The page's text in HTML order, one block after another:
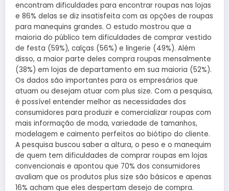
encontram dificuldades para encontrar roupas nas lojas
e 86% delas se diz insatisfeita com as opções de roupas
para manequins grandes. O estudo mostrou que a
maioria do público tem dificuldades de comprar vestido
de festa (59%), calças (56%) e lingerie (49%). Além
disso, a maior parte deles compra roupas mensalmente
(38%) em lojas de departamento em sua maioria (52%).
Os dados são importantes para os empresários que
atuam ou desejam atuar com plus size. Com a pesquisa,
é possível entender melhor as necessidades dos
consumidores para produzir e comercializar roupas com
mais informação de moda, variedade de tamanhos,
modelagem e caimento perfeitos ao biótipo do cliente.
A pesquisa buscou saber a altura, o peso e o manequim
de quem tem dificuldades de comprar roupas em lojas
convencionais e apontou que 70% dos consumidores
avaliam que os produtos plus size são básicos e apenas
16% acham que eles despertam desejo de compra.